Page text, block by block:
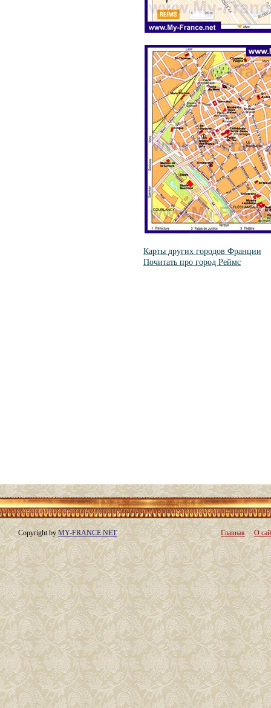
Карты других городов Франции
Почитать про город Реймс
Copyright byMY-FRANCE.NET Главная О